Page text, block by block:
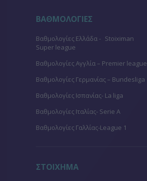
ΒΑΘΜΟΛΟΓΙΕΣ
Βαθμολογίες Ελλάδα - Stoiximan
Super league
Βαθμολογίες Aγγλία – Premier league
Βαθμολογίες Γερμανίας – Bundesliga
Βαθμολογίες Ισπανίας- La liga
Βαθμολογίες Ιταλίας- Serie A
Βαθμολογίες Γαλλίας-League 1
ΣΤΟΙΧΗΜΑ